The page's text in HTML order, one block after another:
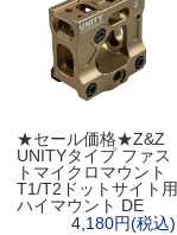
★セール価格★Z&Z
UNITYタイプ ファス
トマイクロマウント
T1/T2ドットサイト用
ハイマウント DE
4,180円(税込)